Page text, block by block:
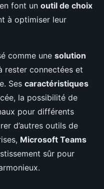
font un outil de choix
à optimiser leur
comme une solution
rester connectées et
Ses caractéristiques
la possibilité de
pour différents
d’autres outils de
Microsoft Teams
sûr pour